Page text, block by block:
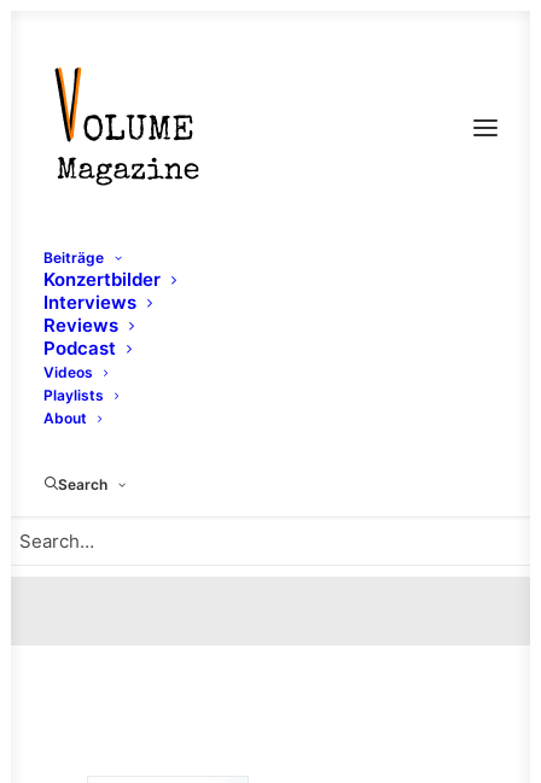
Beiträge
Konzertbilder
Interviews
Reviews
Podcast
Videos
Playlists
About
Search